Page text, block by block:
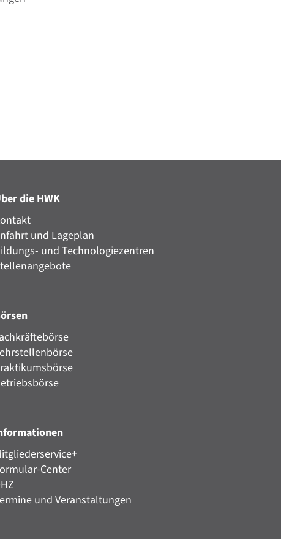
die HWK
und Lageplan
und Technologiezentren
Center
und Veranstaltungen